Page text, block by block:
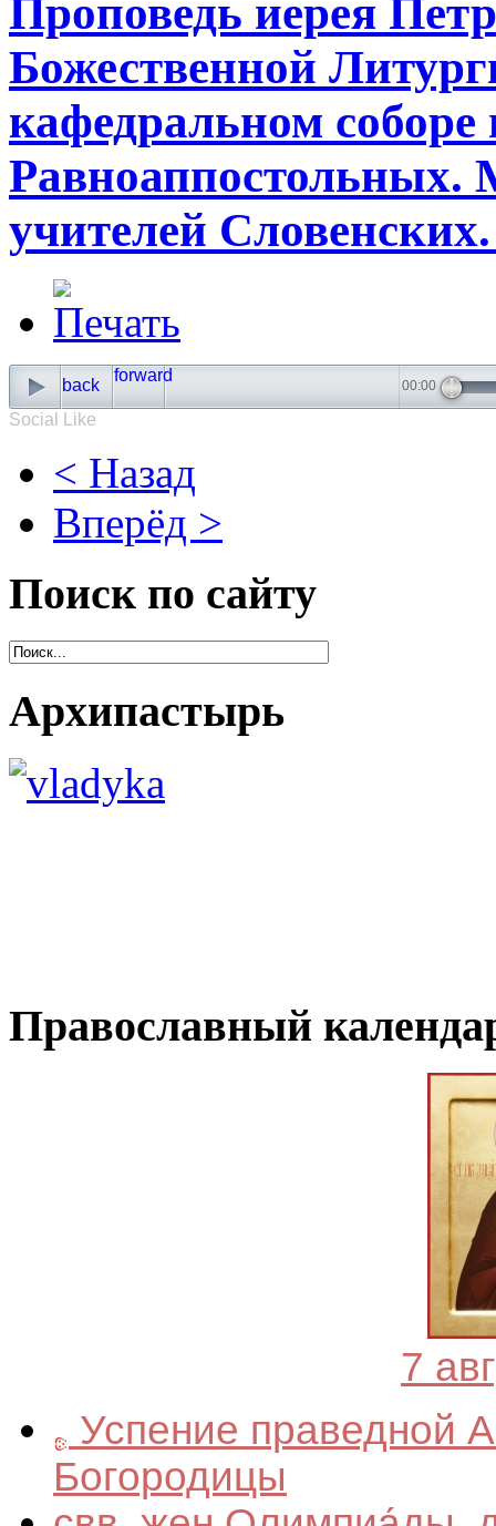
Проповедь иерея
Божественной
кафедральном соборе
учителей
Social Like
< Назад
Вперёд >
Поиск по сайту
Архипастырь
Православный
7
Успение праведной
Богородицы